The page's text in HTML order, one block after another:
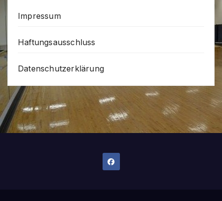
Impressum
Haftungsausschluss
Datenschutzerklärung